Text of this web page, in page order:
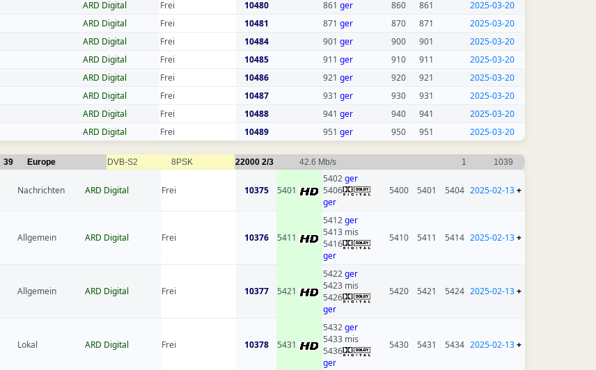
ARD Digital Frei 10480 861 ger 860 861
2025-03-20
ARD Digital Frei 10481 871 ger 870 871
2025-03-20
ARD Digital Frei 10484 901 ger 900 901
2025-03-20
ARD Digital Frei 10485 911 ger 910 911
2025-03-20
ARD Digital Frei 10486 921 ger 920 921
2025-03-20
ARD Digital Frei 10487 931 ger 930 931
2025-03-20
ARD Digital Frei 10488 941 ger 940 941
2025-03-20
ARD Digital Frei 10489 951 ger 950 951 2025-03-20
39 Europe DVB-S2 8PSK 22000 2/3 42.6 Mb/s 1 1039
Nachrichten ARD Digital Frei 10375 5401
5402ger
5406
ger
5400 5401 5404 2025-02-13+
Allgemein ARD Digital Frei 10376 5411
5412ger
5413 mis
5416
ger
5410 5411 5414 2025-02-13+
Allgemein ARD Digital Frei 10377 5421
5422ger
5423 mis
5426
ger
5420 5421 5424 2025-02-13+
Lokal ARD Digital Frei 10378 5431
5432ger
5433 mis
5436
ger
5430 5431 5434 2025-02-13+